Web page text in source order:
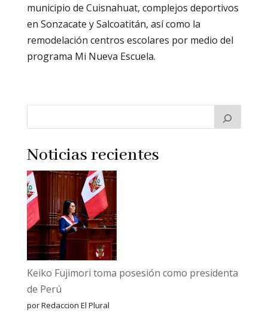
municipio de Cuisnahuat, complejos deportivos
en Sonzacate y Salcoatitán, así como la
remodelación centros escolares por medio del
programa Mi Nueva Escuela.
Noticias recientes
Keiko Fujimori toma posesión como presidenta
de Perú
por Redaccion El Plural